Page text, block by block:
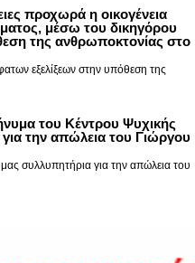
προχωρά η οικογένεια
μέσω του δικηγόρου
της ανθρωποκτονίας στο
εξελίξεων στην υπόθεση της
του Κέντρου Ψυχικής
την απώλεια του Γιώργου
συλλυπητήρια για την απώλεια του